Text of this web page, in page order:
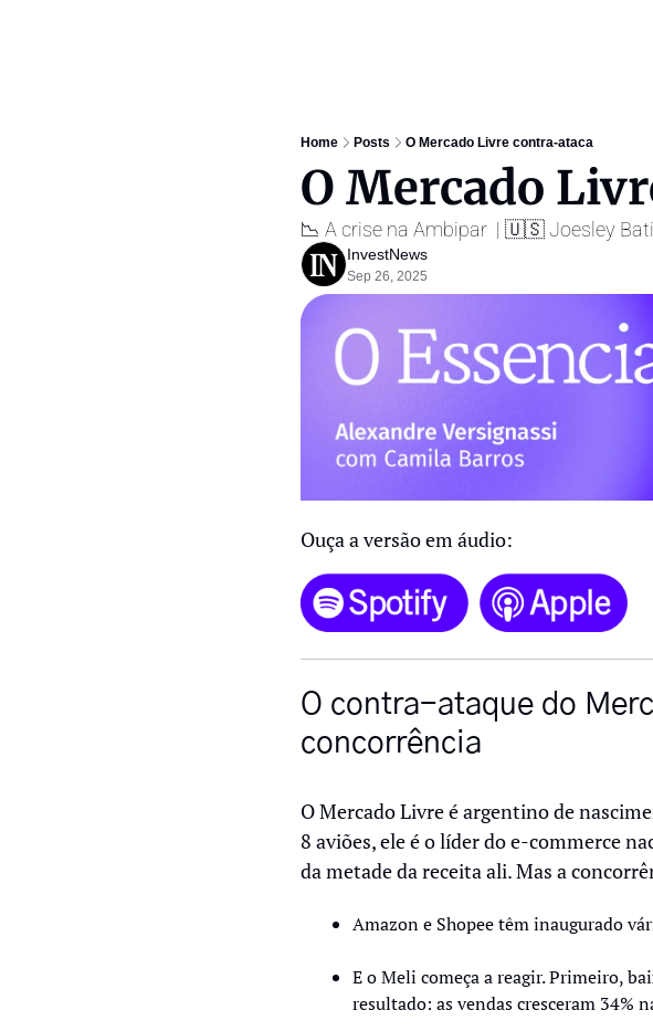
Home Posts O Mercado Livre contra-ataca
O Mercado
📉 A crise na Ambipar  | 🇺🇸 Joesley
InvestNews ㅤ
Sep 26, 2025
Ouça a versão em áudio:
O contra-ataque do
concorrência
O Mercado Livre é argentino de
8 aviões, ele é o líder do e-commerce
da metade da receita ali. Mas a
Amazon e Shopee têm inaugurado
E o Meli começa a reagir. Primeiro,
resultado: as vendas cresceram 34%